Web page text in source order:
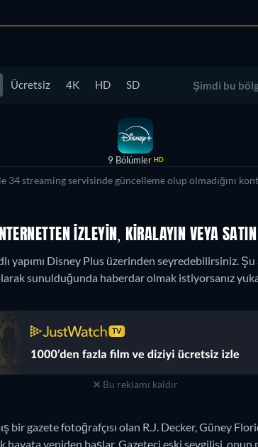
Ücretsiz 4K HD SD Şimdi bu
9 Bölümler HD
streaming servisinde güncelleme olup olmadığını
IZLEYIN, KIRALAYIN VEYA
yapımı Disney Plus üzerinden seyredebilirsiniz. Şu
sunulduğunda haberdar olmak istiyorsanız
Bu reklamı kaldır
bir gazete fotoğrafçısı olan R.J. Decker, Güney
hayata yeniden başlar. Gazeteci eski sevgilisi,